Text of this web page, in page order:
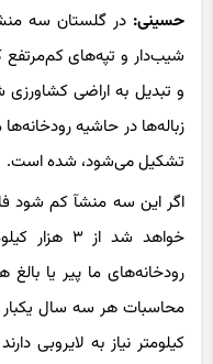
حسینی: در گلستان سه
شیب‌دار و تپه‌های
و تبدیل به اراضی
زباله‌ها در حاشیه
تشکیل می‌شود، شده است.
اگر این سه منشآ کم شود
رودخانه‌های ما پیر یا بالغ
کیلومتر نیاز به لایروبی